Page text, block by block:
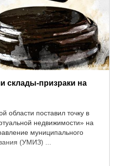
склады-призраки на
области поставил точку в
недвижимости» на
муниципального
(УМИЗ) ...